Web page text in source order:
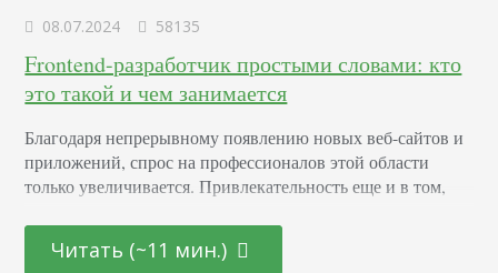
08.07.2024 58135
Frontend-разработчик простыми словами: кто
это такой и чем занимается
Благодаря непрерывному появлению новых веб-сайтов и
приложений, спрос на профессионалов этой области
только увеличивается. Привлекательность еще и в том,
специалистов, так и для тех, кто находится на стадии
переосмысления карьерного пути и готов начать все с
Читать (~11 мин.)